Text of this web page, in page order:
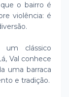
o bairro é
violência: é
clássico
Val conhece
uma barraca
e tradição.